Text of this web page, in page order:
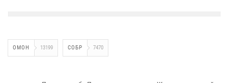
ОМОН 13199 СОБР 7470